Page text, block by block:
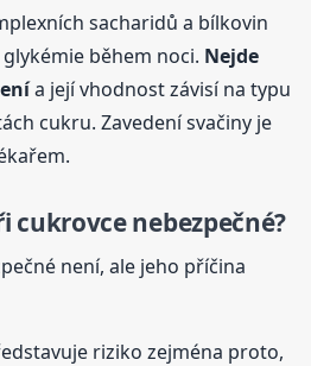
sacharidů a bílkovin
během noci. Nejde
a její vhodnost závisí na typu
cukru. Zavedení svačiny je
cukrovce nebezpečné?
není, ale jeho příčina
riziko zejména proto,